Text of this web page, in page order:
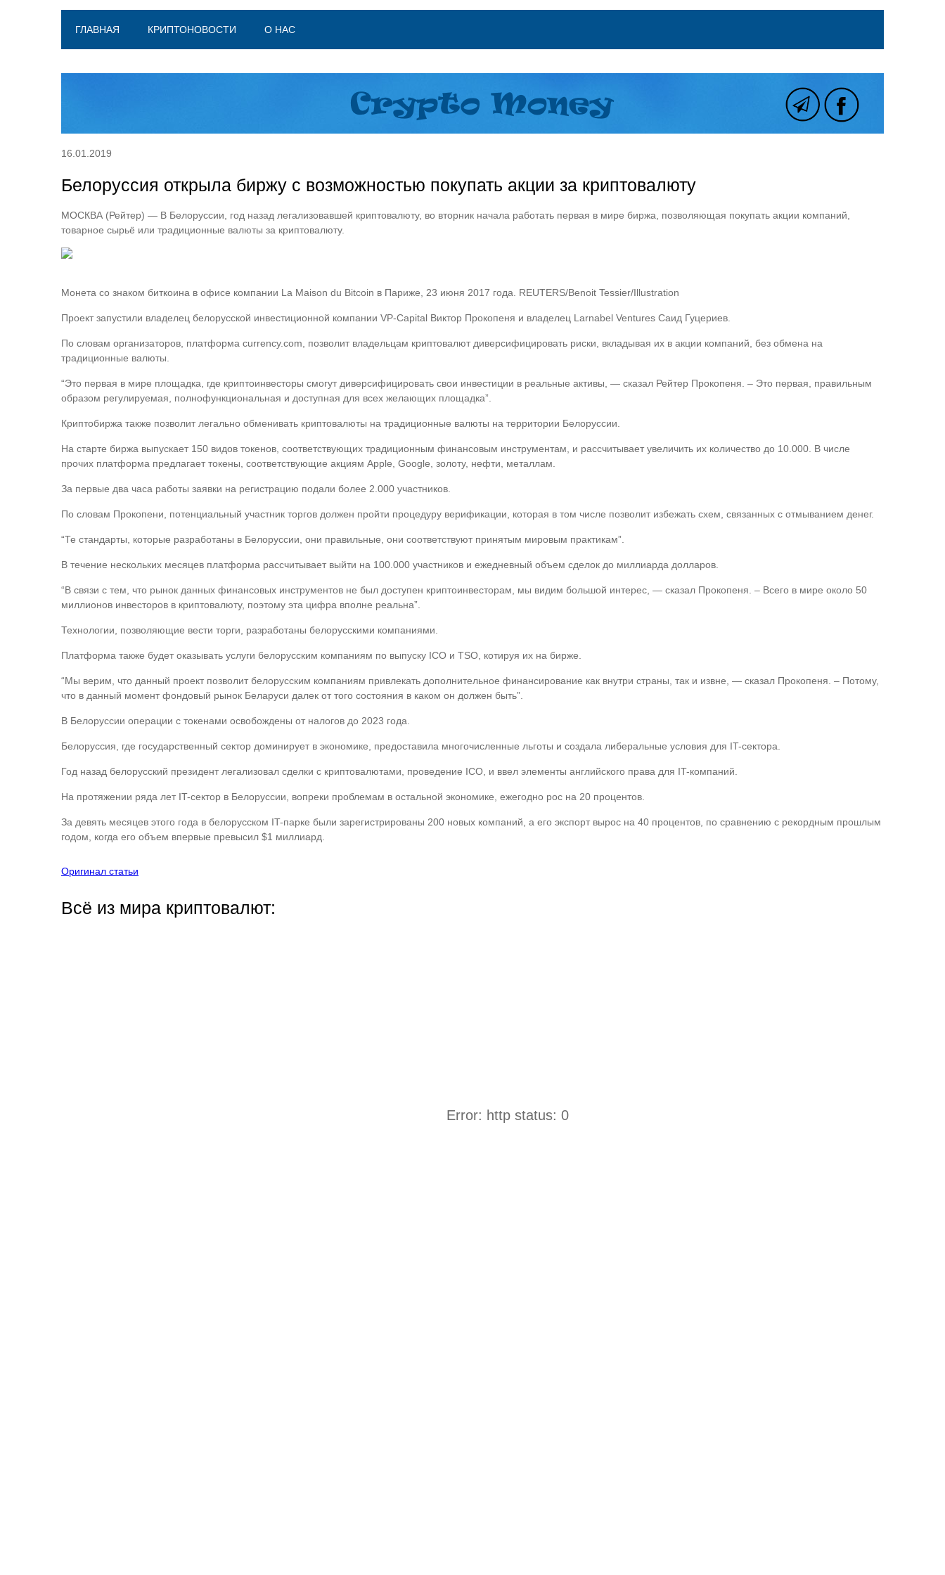
ГЛАВНАЯ КРИПТОНОВОСТИ О НАС
16.01.2019
Белоруссия открыла биржу с возможностью покупать акции за криптовалюту
МОСКВА (Рейтер) — В Белоруссии, год назад легализовавшей криптовалюту, во вторник начала работать первая в мире биржа, позволяющая покупать акции компаний,
товарное сырьё или традиционные валюты за криптовалюту.
Монета со знаком биткоина в офисе компании La Maison du Bitcoin в Париже, 23 июня 2017 года. REUTERS/Benoit Tessier/Illustration
Проект запустили владелец белорусской инвестиционной компании VP-Capital Виктор Прокопеня и владелец Larnabel Ventures Саид Гуцериев.
По словам организаторов, платформа currency.com, позволит владельцам криптовалют диверсифицировать риски, вкладывая их в акции компаний, без обмена на
традиционные валюты.
“Это первая в мире площадка, где криптоинвесторы смогут диверсифицировать свои инвестиции в реальные активы, — сказал Рейтер Прокопеня. – Это первая, правильным
образом регулируемая, полнофункциональная и доступная для всех желающих площадка”.
Криптобиржа также позволит легально обменивать криптовалюты на традиционные валюты на территории Белоруссии.
На старте биржа выпускает 150 видов токенов, соответствующих традиционным финансовым инструментам, и рассчитывает увеличить их количество до 10.000. В числе
прочих платформа предлагает токены, соответствующие акциям Apple, Google, золоту, нефти, металлам.
За первые два часа работы заявки на регистрацию подали более 2.000 участников.
По словам Прокопени, потенциальный участник торгов должен пройти процедуру верификации, которая в том числе позволит избежать схем, связанных с отмыванием денег.
“Те стандарты, которые разработаны в Белоруссии, они правильные, они соответствуют принятым мировым практикам”.
В течение нескольких месяцев платформа рассчитывает выйти на 100.000 участников и ежедневный объем сделок до миллиарда долларов.
“В связи с тем, что рынок данных финансовых инструментов не был доступен криптоинвесторам, мы видим большой интерес, — сказал Прокопеня. – Всего в мире около 50
миллионов инвесторов в криптовалюту, поэтому эта цифра вполне реальна”.
Технологии, позволяющие вести торги, разработаны белорусскими компаниями.
Платформа также будет оказывать услуги белорусским компаниям по выпуску ICO и TSO, котируя их на бирже.
“Мы верим, что данный проект позволит белорусским компаниям привлекать дополнительное финансирование как внутри страны, так и извне, — сказал Прокопеня. – Потому,
что в данный момент фондовый рынок Беларуси далек от того состояния в каком он должен быть”.
В Белоруссии операции с токенами освобождены от налогов до 2023 года.
Белоруссия, где государственный сектор доминирует в экономике, предоставила многочисленные льготы и создала либеральные условия для IT-сектора.
Год назад белорусский президент легализовал сделки с криптовалютами, проведение ICO, и ввел элементы английского права для IT-компаний.
На протяжении ряда лет IT-сектор в Белоруссии, вопреки проблемам в остальной экономике, ежегодно рос на 20 процентов.
За девять месяцев этого года в белорусском IT-парке были зарегистрированы 200 новых компаний, а его экспорт вырос на 40 процентов, по сравнению с рекордным прошлым
годом, когда его объем впервые превысил $1 миллиард.
Оригинал статьи
Всё из мира криптовалют:
Error: http status: 0